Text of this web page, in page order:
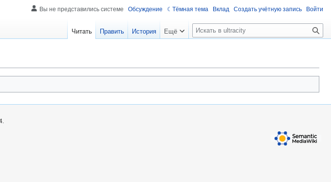
Вы не представились системе Обсуждение Тёмная тема Вклад Создать учётную запись Войти
Читать Править История Ещё
П
о
к